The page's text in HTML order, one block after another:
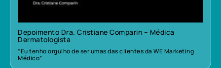
Depoimento Dra. Cristiane Comparin – Médica
Dermatologista
“Eu tenho orgulho de ser umas das clientes da WE Marketing
Médico”